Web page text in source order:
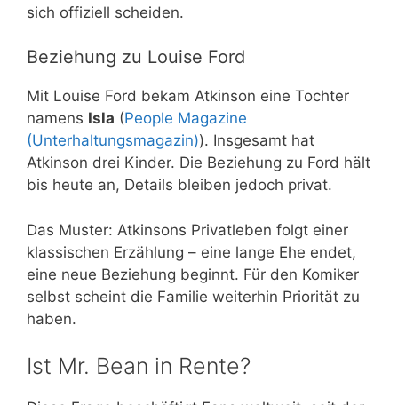
sich offiziell scheiden.
Beziehung zu Louise Ford
Mit Louise Ford bekam Atkinson eine Tochter
namens Isla (People Magazine
(Unterhaltungsmagazin)). Insgesamt hat
Atkinson drei Kinder. Die Beziehung zu Ford hält
bis heute an, Details bleiben jedoch privat.
Das Muster: Atkinsons Privatleben folgt einer
klassischen Erzählung – eine lange Ehe endet,
eine neue Beziehung beginnt. Für den Komiker
selbst scheint die Familie weiterhin Priorität zu
haben.
Ist Mr. Bean in Rente?